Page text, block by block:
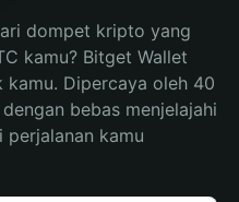
dompet kripto yang
kamu? Bitget Wallet
kamu. Dipercaya oleh 40
bebas menjelajahi
perjalanan kamu